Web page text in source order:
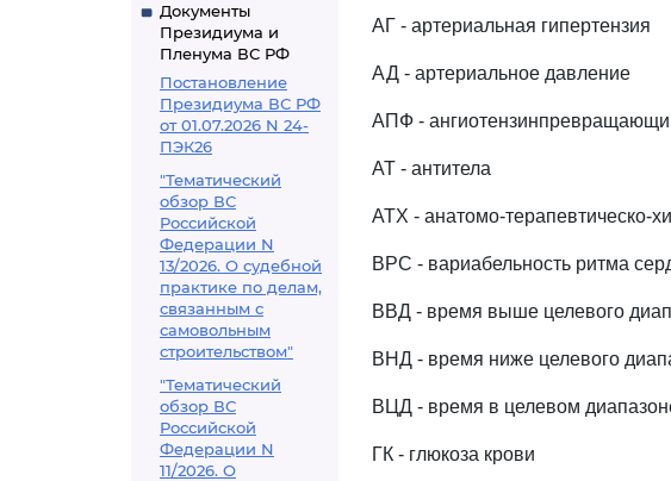
Документы
Президиума и
Пленума ВС РФ
Постановление
Президиума ВС РФ
от 01.07.2026 N 24-
ПЭК26
"Тематический
обзор ВС
Российской
Федерации N
13/2026. О судебной
практике по делам,
связанным с
самовольным
строительством"
"Тематический
обзор ВС
Российской
Федерации N
11/2026. О
АГ - артериальная гипертензия
АД - артериальное давление
АПФ -
АТ - антитела
АТХ - анатомо-терапевтическо-
ВРС - вариабельность ритма
ВВД - время выше целевого
ВНД - время ниже целевого
ВЦД - время в целевом
ГК - глюкоза крови